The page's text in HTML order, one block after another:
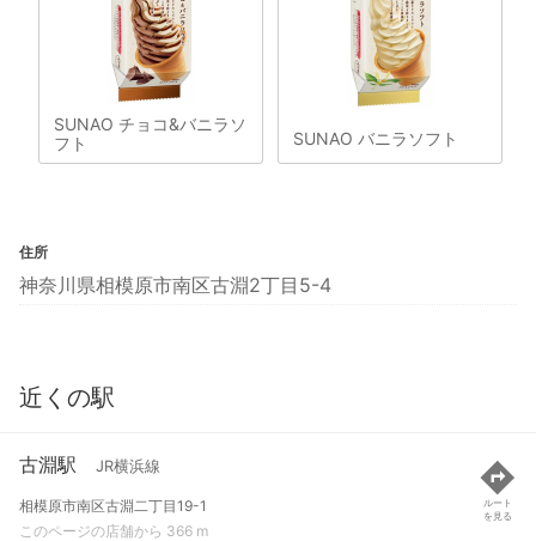
SUNAO チョコ&バニラソ
フト
SUNAO バニラソフト
住所
神奈川県相模原市南区古淵2丁目5-4
近くの駅
古淵駅 JR横浜線
相模原市南区古淵二丁目19-1
このページの店舗から 366 m
ルート
を見る